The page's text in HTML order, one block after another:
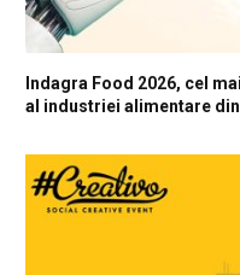
Indagra Food 2026, cel
al industriei alimentare